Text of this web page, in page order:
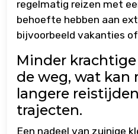
regelmatig reizen met
behoefte hebben aan
bijvoorbeeld vakanties
Minder
de weg, wat kan
langere
trajecten.
Een nadeel van zuinige